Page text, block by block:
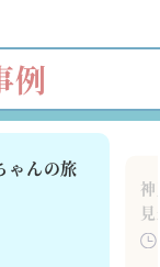
例
ゃんの旅